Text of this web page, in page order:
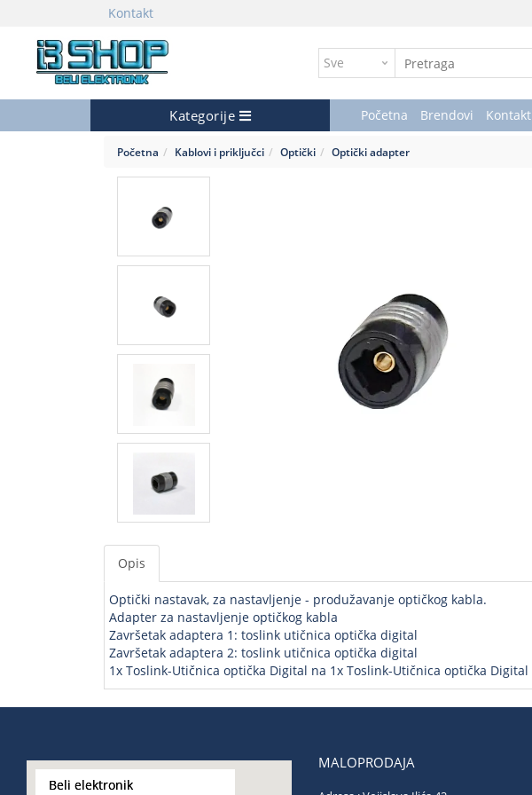
Kontakt
Kategorije Početna Brendovi Kontakt
Početna Kablovi i priključci Optički Optički adapter
Opis
Optički nastavak, za nastavljenje - produžavanje optičkog kabla.
Adapter za nastavljenje optičkog kabla
Završetak adaptera 1: toslink utičnica optička digital
Završetak adaptera 2: toslink utičnica optička digital
1x Toslink-Utičnica optička Digital na 1x Toslink-Utičnica optička Digital
Beli elektronik
MALOPRODAJA